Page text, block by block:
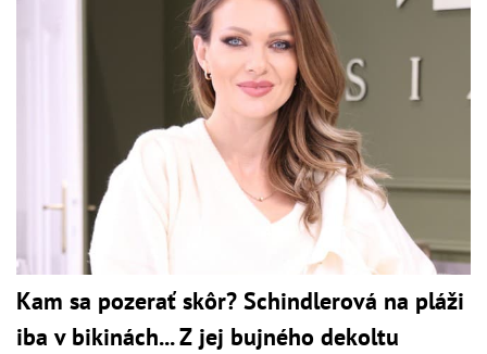
Kam sa pozerať skôr? Schindlerová na pláži
iba v bikinách... Z jej bujného dekoltu